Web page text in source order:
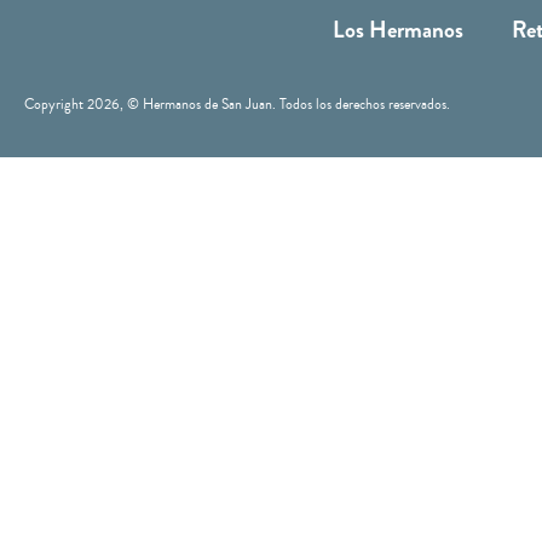
Los Hermanos
Copyright 2026, © Hermanos de San Juan. Todos los derechos reservados.